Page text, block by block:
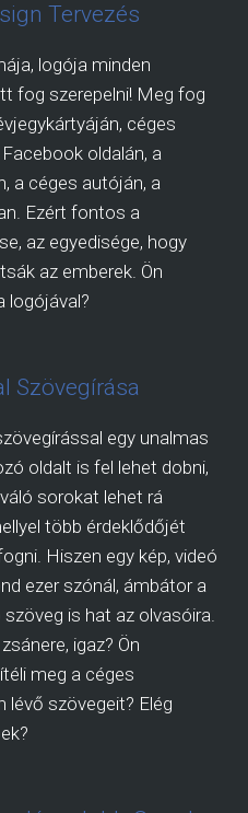
Tervezés
logója minden
fog szerepelni! Meg fog
céges
oldalán, a
a céges autóján, a
Ezért fontos a
az egyedisége, hogy
az emberek. Ön
logójával?
Szövegírása
egy unalmas
oldalt is fel lehet dobni,
sorokat lehet rá
több érdeklődőjét
Hiszen egy kép, videó
ezer szónál, ámbátor a
is hat az olvasóira.
igaz? Ön
meg a céges
lévő szövegeit? Elég